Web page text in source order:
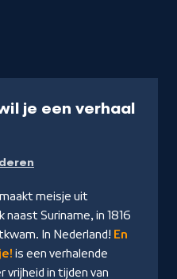
je een verhaal
meisje uit
naast Suriname, in 1816
In Nederland! En
is een verhalende
vrijheid in tijden van